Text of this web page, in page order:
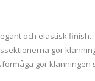
och elastisk finish.
gör
gör klänningen